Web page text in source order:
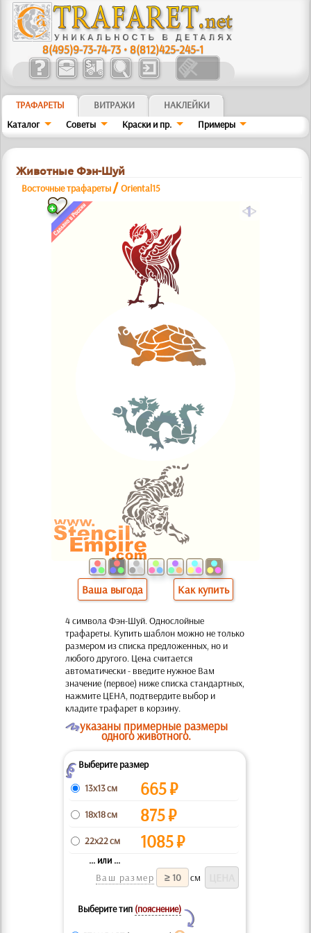
8(495)9-73-74-73 •8(812)425-245-1
ТРАФАРЕТЫ ВИТРАЖИ
НАКЛЕЙКИ
Каталог
Советы Краски и пр. Примеры
Животные Фэн-Шуй
Восточные трафареты /Oriental15
a
Ваша выгода Как купить
4 символа Фэн-Шуй. Однослойные
трафареты. Купить шаблон можно не только
размером из списка предложенных, но и
любого другого. Цена считается
автоматически - введите нужное Вам
значение (первое) ниже списка стандартных,
нажмите ЦЕНА, подтвердите выбор и
кладите трафарет в корзину.
Oуказаны примерные размеры
одного животного.
ZВыберите размер
13x13 см
665₽
18x18 см 875₽
22x22 см 1085₽
... или ...
Ваш размер
см
Выберите тип (пояснение)
Y